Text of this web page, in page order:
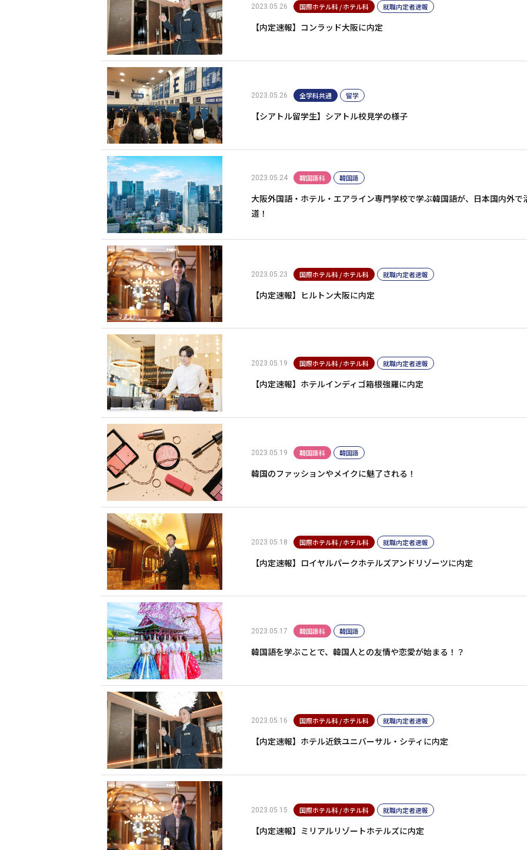
2023.05.26 国際ホテル科 / ホテル科 就職内定者速報
【内定速報】コンラッド大阪に内定
2023.05.26 全学科共通 留学
【シアトル留学生】シアトル校見学の様子
2023.05.24 韓国語科 韓国語
大阪外国語・ホテル・エアライン専門学校で学ぶ韓国語が、日本国内外
道！
2023.05.23 国際ホテル科 / ホテル科 就職内定者速報
【内定速報】ヒルトン大阪に内定
2023.05.19 国際ホテル科 / ホテル科 就職内定者速報
【内定速報】ホテルインディゴ箱根強羅に内定
2023.05.19 韓国語科 韓国語
韓国のファッションやメイクに魅了される！
2023.05.18 国際ホテル科 / ホテル科 就職内定者速報
【内定速報】ロイヤルパークホテルズアンドリゾーツに内定
2023.05.17 韓国語科 韓国語
韓国語を学ぶことで、韓国人との友情や恋愛が始まる！？
2023.05.16 国際ホテル科 / ホテル科 就職内定者速報
【内定速報】ホテル近鉄ユニバーサル・シティに内定
2023.05.15 国際ホテル科 / ホテル科 就職内定者速報
【内定速報】ミリアルリゾートホテルズに内定